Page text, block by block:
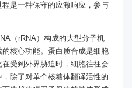
是一种保守的应激响应，参与
（rRNA）构成的大型分子机
核心功能。蛋白质合成是细胞
受到外界胁迫时，细胞往往会
除了对单个核糖体翻译活性的